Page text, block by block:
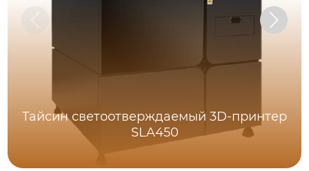
Тайсин светоотверждаемый 3D-принтер
SLA450